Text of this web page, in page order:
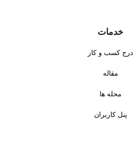
خدمات
درج کسب و کار
مقاله
محله ها
پنل کاربران